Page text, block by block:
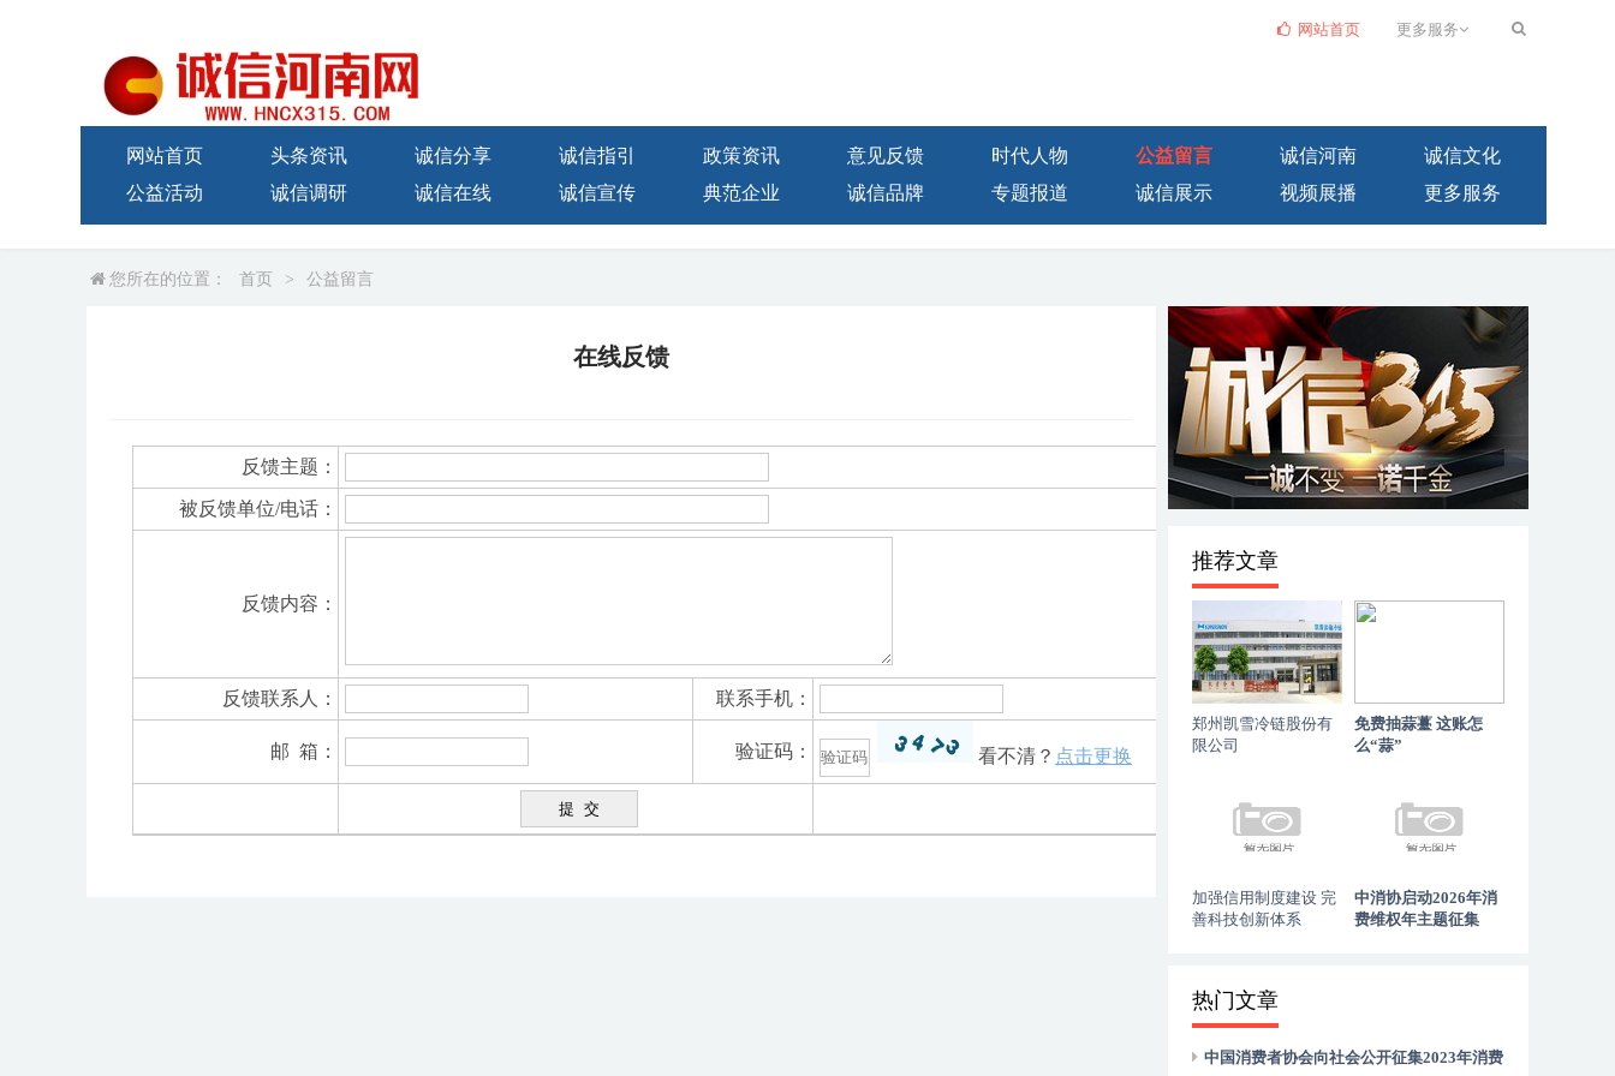
网站首页 头条资讯 诚信分享 诚信指引 政策资讯 意见反馈 时代人物 公益留言 诚信河南
诚信文化
公益活动
诚信调研 诚信在线 诚信宣传 典范企业 诚信品牌 专题报道 诚信展示 视频展播 更多服务
网站首页 更多服务
您所在的位置： 首页 > 公益留言
在线反馈
反馈主题：
被反馈单位/电话：
反馈内容：
反馈联系人： 联系手机：
邮 箱： 验证码： 看不清？ 点击更换
推荐文章
郑州凯雪冷链股份有
限公司
免费抽蒜薹 这账怎
么“蒜”
加强信用制度建设 完
善科技创新体系
中消协启动2026年消
费维权年主题征集
热门文章
中国消费者协会向社会公开征集2023年消费